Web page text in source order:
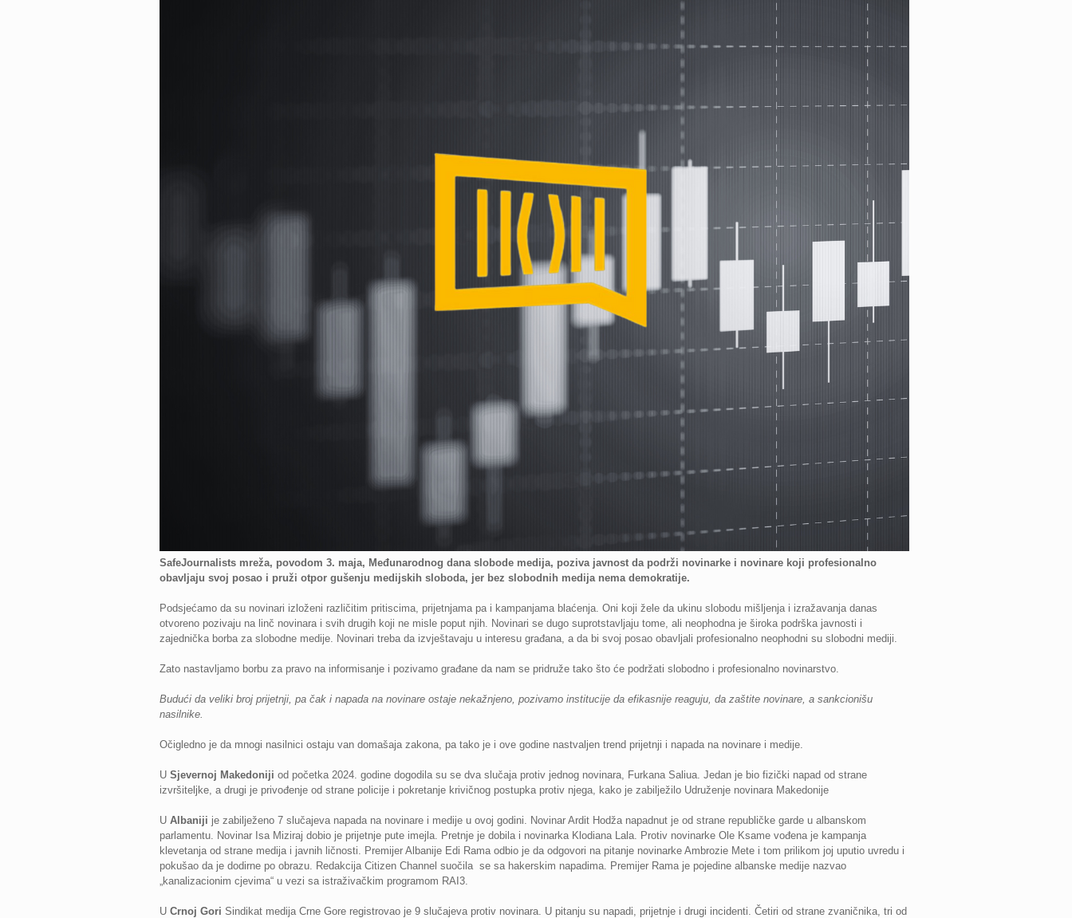
SafeJournalists mreža, povodom 3. maja, Međunarodnog dana slobode medija, poziva javnost da podrži novinarke i novinare koji profesionalno
obavljaju svoj posao i pruži otpor gušenju medijskih sloboda, jer bez slobodnih medija nema demokratije.
Podsjećamo da su novinari izloženi različitim pritiscima, prijetnjama pa i kampanjama blaćenja. Oni koji žele da ukinu slobodu mišljenja i izražavanja danas
otvoreno pozivaju na linč novinara i svih drugih koji ne misle poput njih. Novinari se dugo suprotstavljaju tome, ali neophodna je široka podrška javnosti i
zajednička borba za slobodne medije. Novinari treba da izvještavaju u interesu građana, a da bi svoj posao obavljali profesionalno neophodni su slobodni mediji.
Zato nastavljamo borbu za pravo na informisanje i pozivamo građane da nam se pridruže tako što će podržati slobodno i profesionalno novinarstvo.
Budući da veliki broj prijetnji, pa čak i napada na novinare ostaje nekažnjeno, pozivamo institucije da efikasnije reaguju, da zaštite novinare, a sankcionišu
nasilnike.
Očigledno je da mnogi nasilnici ostaju van domašaja zakona, pa tako je i ove godine nastvaljen trend prijetnji i napada na novinare i medije.
U Sjevernoj Makedoniji od početka 2024. godine dogodila su se dva slučaja protiv jednog novinara, Furkana Saliua. Jedan je bio fizički napad od strane
izvršiteljke, a drugi je privođenje od strane policije i pokretanje krivičnog postupka protiv njega, kako je zabilježilo Udruženje novinara Makedonije
U Albaniji je zabilježeno 7 slučajeva napada na novinare i medije u ovoj godini. Novinar Ardit Hodža napadnut je od strane republičke garde u albanskom
parlamentu. Novinar Isa Miziraj dobio je prijetnje pute imejla. Pretnje je dobila i novinarka Klodiana Lala. Protiv novinarke Ole Ksame vođena je kampanja
klevetanja od strane medija i javnih ličnosti. Premijer Albanije Edi Rama odbio je da odgovori na pitanje novinarke Ambrozie Mete i tom prilikom joj uputio uvredu i
pokušao da je dodirne po obrazu. Redakcija Citizen Channel suočila se sa hakerskim napadima. Premijer Rama je pojedine albanske medije nazvao
„kanalizacionim cjevima“ u vezi sa istraživačkim programom RAI3.
U Crnoj Gori Sindikat medija Crne Gore registrovao je 9 slučajeva protiv novinara. U pitanju su napadi, prijetnje i drugi incidenti. Četiri od strane zvaničnika, tri od